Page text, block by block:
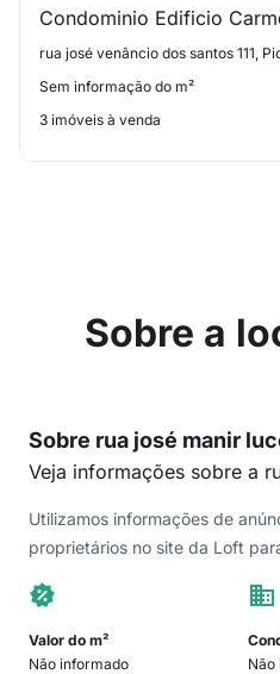
Sem informação do m²
3 imóveis à venda
Sobre a
Sobre rua josé manir
Veja informações sobre a
Utilizamos informações de
proprietários no site da Loft
Valor do m²
Não informado
Não